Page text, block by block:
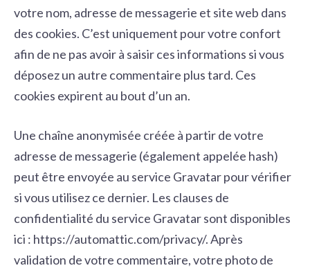
votre nom, adresse de messagerie et site web dans
des cookies. C’est uniquement pour votre confort
afin de ne pas avoir à saisir ces informations si vous
déposez un autre commentaire plus tard. Ces
cookies expirent au bout d’un an.
Une chaîne anonymisée créée à partir de votre
adresse de messagerie (également appelée hash)
peut être envoyée au service Gravatar pour vérifier
si vous utilisez ce dernier. Les clauses de
confidentialité du service Gravatar sont disponibles
ici : https://automattic.com/privacy/. Après
validation de votre commentaire, votre photo de